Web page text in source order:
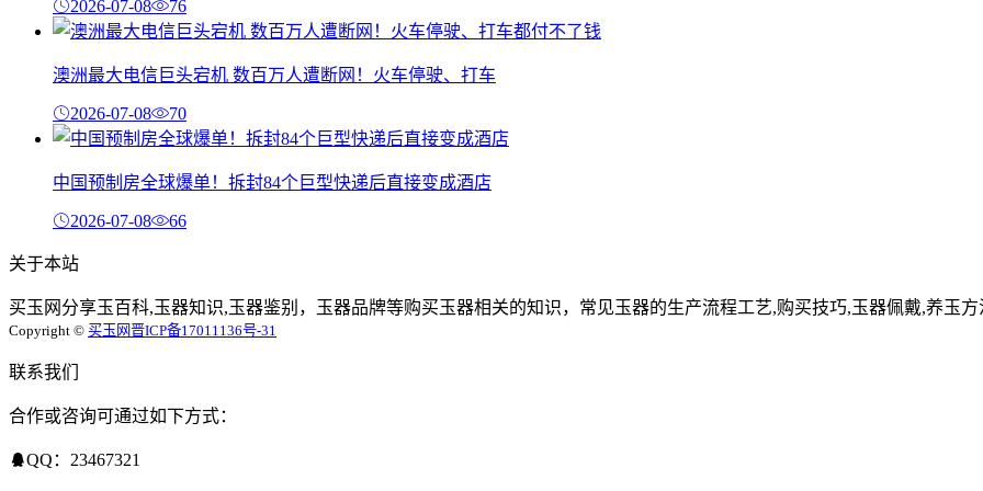
2026-07-08 76
澳洲最大电信巨头宕机 数百万人遭断网！火车停驶、打车
2026-07-08 70
中国预制房全球爆单！拆封84个巨型快递后直接变成酒店
2026-07-08 66
关于本站
买玉网分享玉百科,玉器知识,玉器鉴别，玉器品牌等购买玉器相关的知识，常见玉器的生产流程工艺,购买技巧,玉器佩戴,养玉方
Copyright © 买玉网晋ICP备17011136号-31
联系我们
合作或咨询可通过如下方式：
QQ：23467321